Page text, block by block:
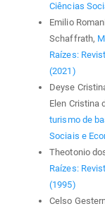
Ciências
Emilio
Schaffrath,
Raízes:
(2021)
Deyse
Elen Cristina
turismo de
Sociais e
Theotonio
Raízes:
(1995)
Celso